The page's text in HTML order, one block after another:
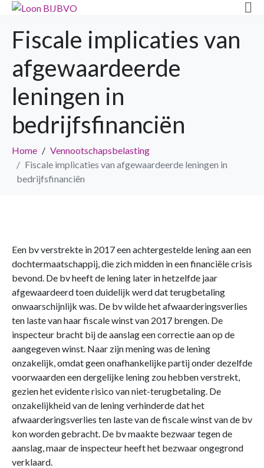
Fiscale implicaties van
afgewaardeerde
leningen in
bedrijfsfinanciën
Home
Vennootschapsbelasting
Fiscale implicaties van afgewaardeerde leningen in
bedrijfsfinanciën
Een bv verstrekte in 2017 een achtergestelde lening aan een
dochtermaatschappij, die zich midden in een financiële crisis
bevond. De bv heeft de lening later in hetzelfde jaar
afgewaardeerd toen duidelijk werd dat terugbetaling
onwaarschijnlijk was. De bv wilde het afwaarderingsverlies
ten laste van haar fiscale winst van 2017 brengen. De
inspecteur bracht bij de aanslag een correctie aan op de
aangegeven winst. Naar zijn mening was de lening
onzakelijk, omdat geen onafhankelijke partij onder dezelfde
voorwaarden een dergelijke lening zou hebben verstrekt,
gezien het evidente risico van niet-terugbetaling. De
onzakelijkheid van de lening verhinderde dat het
afwaarderingsverlies ten laste van de fiscale winst van de bv
kon worden gebracht. De bv maakte bezwaar tegen de
aanslag, maar de inspecteur heeft het bezwaar ongegrond
verklaard.